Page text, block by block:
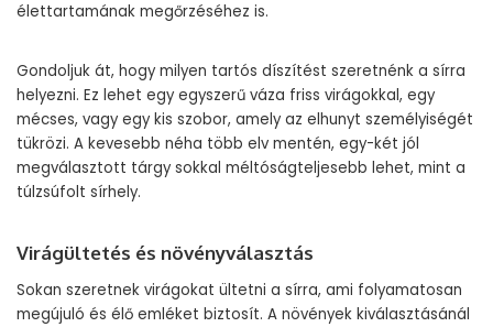
élettartamának megőrzéséhez is.
Gondoljuk át, hogy milyen tartós díszítést szeretnénk a sírra
helyezni. Ez lehet egy egyszerű váza friss virágokkal, egy
mécses, vagy egy kis szobor, amely az elhunyt személyiségét
tükrözi. A kevesebb néha több elv mentén, egy-két jól
megválasztott tárgy sokkal méltóságteljesebb lehet, mint a
túlzsúfolt sírhely.
Virágültetés és növényválasztás
Sokan szeretnek virágokat ültetni a sírra, ami folyamatosan
megújuló és élő emléket biztosít. A növények kiválasztásánál